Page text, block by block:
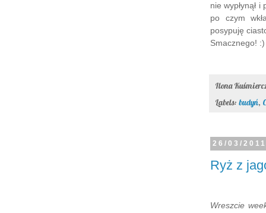
nie wypłynął i
po czym
posypuję
Smacznego! :)
Ilona
Labels: budyń,
26/03/
Ryż z
Wreszcie